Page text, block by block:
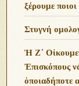
ξέρουμε ποιοι
Στυγνή
Ἡ Ζ΄
Ἐπισκόπους
ὁποιαδήποτε